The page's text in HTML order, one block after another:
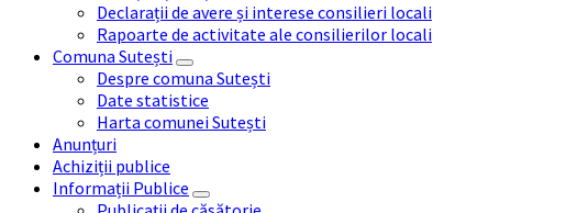
Declarații de avere și interese consilieri locali
Rapoarte de activitate ale consilierilor locali
Comuna Sutești
Despre comuna Sutești
Date statistice
Harta comunei Sutești
Anunțuri
Achiziții publice
Informații Publice